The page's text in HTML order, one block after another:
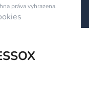
práva vyhrazena.